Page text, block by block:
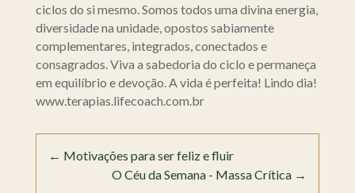
ciclos do si mesmo. Somos todos uma divina energia,
diversidade na unidade, opostos sabiamente
complementares, integrados, conectados e
consagrados. Viva a sabedoria do ciclo e permaneça
em equilíbrio e devoção. A vida é perfeita! Lindo dia!
www.terapias.lifecoach.com.br
← Motivações para ser feliz e fluir
O Céu da Semana - Massa Crítica →